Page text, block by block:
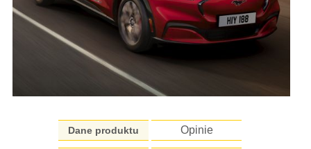
Dane produktu Opinie